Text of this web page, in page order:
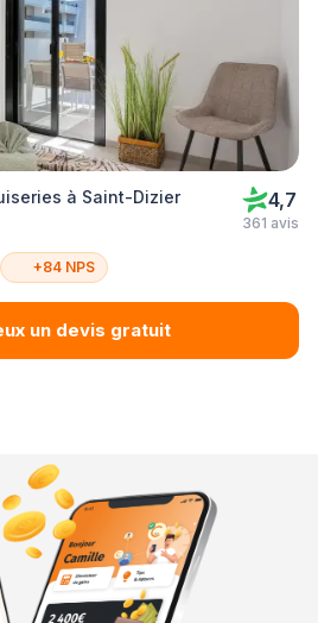
à Saint-Dizier 4,7
361 avis
+84 NPS
un devis gratuit